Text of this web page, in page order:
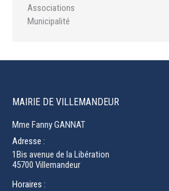
Associations
Municipalité
MAIRIE DE VILLEMANDEUR
Mme Fanny GANNAT
Adresse :
1Bis avenue de la Libération
45700 Villemandeur
Horaires :